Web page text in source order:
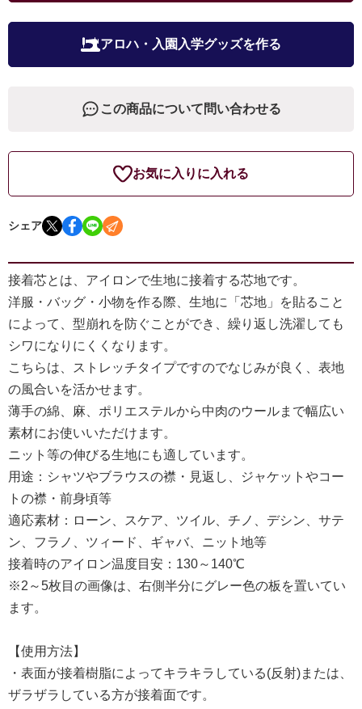
アロハ・入園入学グッズを作る
この商品について問い合わせる
お気に入りに入れる
シェア
接着芯とは、アイロンで生地に接着する芯地です。
洋服・バッグ・小物を作る際、生地に「芯地」を貼ること
によって、型崩れを防ぐことができ、繰り返し洗濯しても
シワになりにくくなります。
こちらは、ストレッチタイプですのでなじみが良く、表地
の風合いを活かせます。
薄手の綿、麻、ポリエステルから中肉のウールまで幅広い
素材にお使いいただけます。
ニット等の伸びる生地にも適しています。
用途：シャツやブラウスの襟・見返し、ジャケットやコー
トの襟・前身頃等
適応素材：ローン、スケア、ツイル、チノ、デシン、サテ
ン、フラノ、ツィード、ギャバ、ニット地等
接着時のアイロン温度目安：130～140℃
※2～5枚目の画像は、右側半分にグレー色の板を置いてい
ます。
【使用方法】
・表面が接着樹脂によってキラキラしている(反射)または、
ザラザラしている方が接着面です。